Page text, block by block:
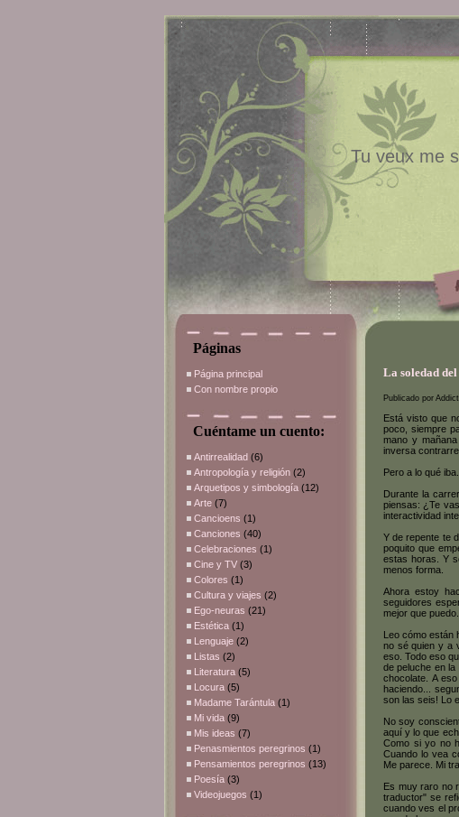
Tu veux me
Páginas
Página principal
Con nombre propio
Cuéntame un cuento:
Antirrealidad (6)
Antropología y religión (2)
Arquetipos y simbología (12)
Arte (7)
Cancioens (1)
Canciones (40)
Celebraciones (1)
Cine y TV (3)
Colores (1)
Cultura y viajes (2)
Ego-neuras (21)
Estética (1)
Lenguaje (2)
Listas (2)
Literatura (5)
Locura (5)
Madame Tarántula (1)
Mi vida (9)
Mis ideas (7)
Penasmientos peregrinos (1)
Pensamientos peregrinos (13)
Poesía (3)
Videojuegos (1)
La soledad
Publicado por
Está visto que
poco, siempre
mano y
inversa
Pero a lo qué
Durante la
piensas: ¿Te
interactividad
Y de repente te
poquito que
estas horas. Y
menos forma.
Ahora estoy
seguidores
mejor que
Leo cómo están
no sé quien y a
eso. Todo eso
de peluche en
chocolate. A
haciendo...
son las seis! Lo
No soy
aquí y lo que
Como si yo no
Cuando lo vea
Me parece. Mi
Es muy raro no
traductor" se
cuando ves el